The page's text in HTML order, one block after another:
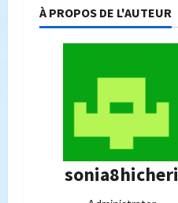
À PROPOS DE L'AUTEUR
sonia8hicheri